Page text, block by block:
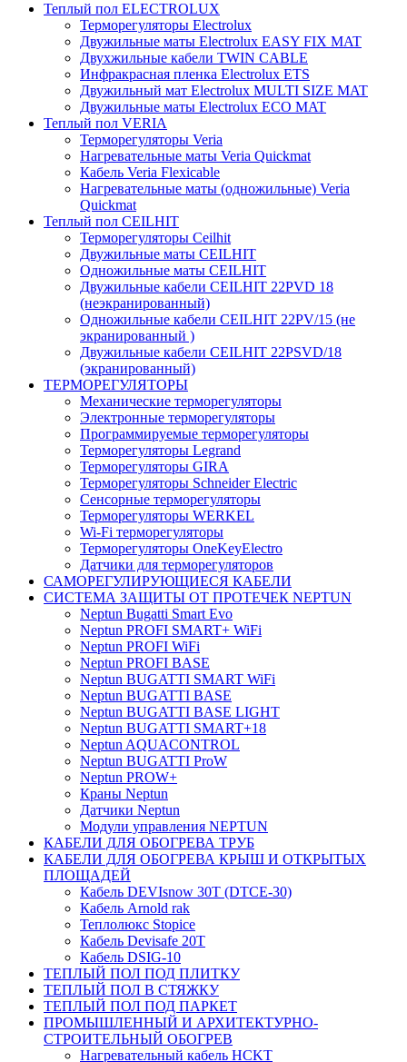
Теплый пол ELECTROLUX
Терморегуляторы Electrolux
Двужильные маты Electrolux EASY FIX MAT
Двухжильные кабели TWIN CABLE
Инфракрасная пленка Electrolux ETS
Двужильный мат Electrolux MULTI SIZE MAT
Двужильные маты Electrolux ECO MAT
Теплый пол VERIA
Терморегуляторы Veria
Нагревательные маты Veria Quickmat
Кабель Veria Flexicable
Нагревательные маты (одножильные) Veria
Quickmat
Теплый пол CEILHIT
Терморегуляторы Ceilhit
Двужильные маты CEILHIT
Одножильные маты CEILHIT
Двужильные кабели CEILHIT 22PVD 18
(неэкранированный)
Одножильные кабели CEILHIT 22PV/15 (не
экранированный )
Двужильные кабели CEILHIT 22PSVD/18
(экранированный)
ТЕРМОРЕГУЛЯТОРЫ
Механические терморегуляторы
Электронные терморегуляторы
Программируемые терморегуляторы
Терморегуляторы Legrand
Терморегуляторы GIRA
Терморегуляторы Schneider Electric
Сенсорные терморегуляторы
Терморегуляторы WERKEL
Wi-Fi терморегуляторы
Терморегуляторы OneKeyElectro
Датчики для терморегуляторов
САМОРЕГУЛИРУЮЩИЕСЯ КАБЕЛИ
СИСТЕМА ЗАЩИТЫ ОТ ПРОТЕЧЕК NEPTUN
Neptun Bugatti Smart Evo
Neptun PROFI SMART+ WiFi
Neptun PROFI WiFi
Neptun PROFI BASE
Neptun BUGATTI SMART WiFi
Neptun BUGATTI BASE
Neptun BUGATTI BASE LIGHT
Neptun BUGATTI SMART+18
Neptun AQUACONTROL
Neptun BUGATTI ProW
Neptun PROW+
Краны Neptun
Датчики Neptun
Модули управления NEPTUN
КАБЕЛИ ДЛЯ ОБОГРЕВА ТРУБ
КАБЕЛИ ДЛЯ ОБОГРЕВА КРЫШ И ОТКРЫТЫХ
ПЛОЩАДЕЙ
Кабель DEVIsnow 30Т (DTCE-30)
Кабель Arnold rak
Теплолюкс Stopice
Кабель Devisafe 20T
Кабель DSIG-10
ТЕПЛЫЙ ПОЛ ПОД ПЛИТКУ
ТЕПЛЫЙ ПОЛ В СТЯЖКУ
ТЕПЛЫЙ ПОЛ ПОД ПАРКЕТ
ПРОМЫШЛЕННЫЙ И АРХИТЕКТУРНО-
СТРОИТЕЛЬНЫЙ ОБОГРЕВ
Нагревательный кабель НCKТ